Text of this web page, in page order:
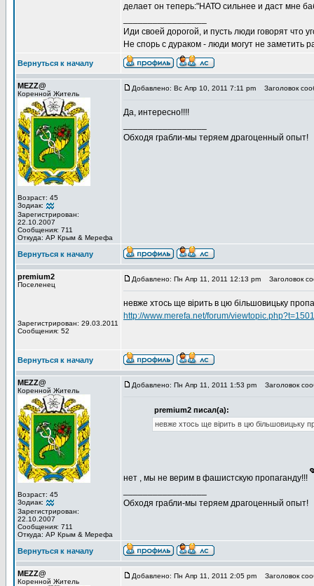
делает он теперь:"НАТО сильнее и даст мне
Иди своей дорогой, и пусть люди говорят что
Не спорь с дураком - люди могут не
Вернуться к началу
MEZZ@
Коренной Житель
Возраст: 45
Зодиак:
Зарегистрирован:
22.10.2007
Сообщения: 711
Откуда: АР Крым & Мерефа
Добавлено: Вс Апр 10, 2011 7:11 pm Заголовок
Да, интересно!!!!
Обходя грабли-мы теряем драгоценный опыт!
Вернуться к началу
premium2
Поселенец
Зарегистрирован: 29.03.2011
Сообщения: 52
Добавлено: Пн Апр 11, 2011 12:13 pm Заголовок
невже хтось ще вірить в цю більшовицьку
http://www.merefa.net/forum/viewtopic.php?t=1501
Вернуться к началу
MEZZ@
Коренной Житель
Возраст: 45
Зодиак:
Зарегистрирован:
22.10.2007
Сообщения: 711
Откуда: АР Крым & Мерефа
Добавлено: Пн Апр 11, 2011 1:53 pm Заголовок
premium2 писал(а):
невже хтось ще вірить в цю більшовицьку
нет , мы не верим в фашистскую пропаганду!!!
Обходя грабли-мы теряем драгоценный опыт!
Вернуться к началу
MEZZ@
Коренной Житель
Добавлено: Пн Апр 11, 2011 2:05 pm Заголовок